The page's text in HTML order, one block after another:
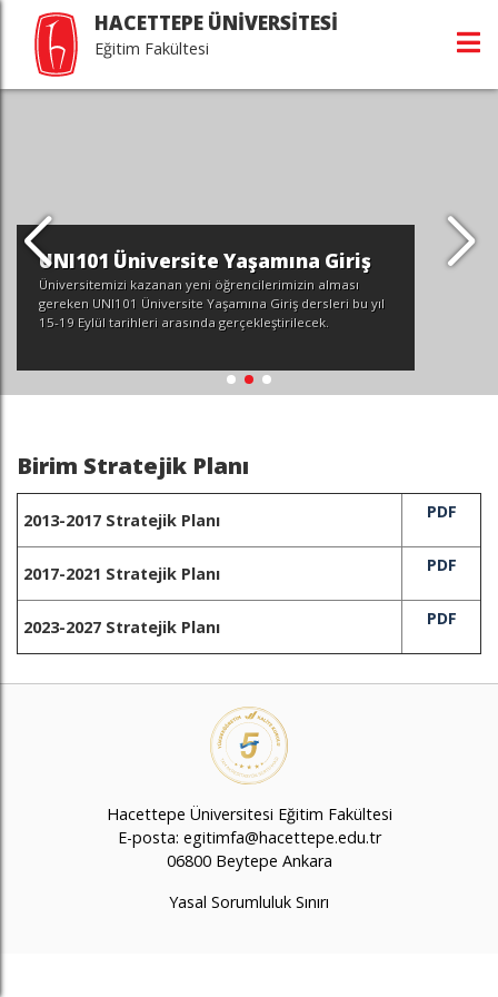
HACETTEPE ÜNİVERSİTESİ
Eğitim Fakültesi
UNI101 Üniversite Yaşamına Giriş
Üniversitemizi kazanan yeni öğrencilerimizin alması
gereken UNI101 Üniversite Yaşamına Giriş dersleri bu yıl
15-19 Eylül tarihleri arasında gerçekleştirilecek.
Birim Stratejik Planı
2013-2017 Stratejik Planı PDF
2017-2021 Stratejik Planı PDF
2023-2027 Stratejik Planı PDF
Hacettepe Üniversitesi Eğitim Fakültesi
E-posta: egitimfa@hacettepe.edu.tr
06800 Beytepe Ankara
Yasal Sorumluluk Sınırı